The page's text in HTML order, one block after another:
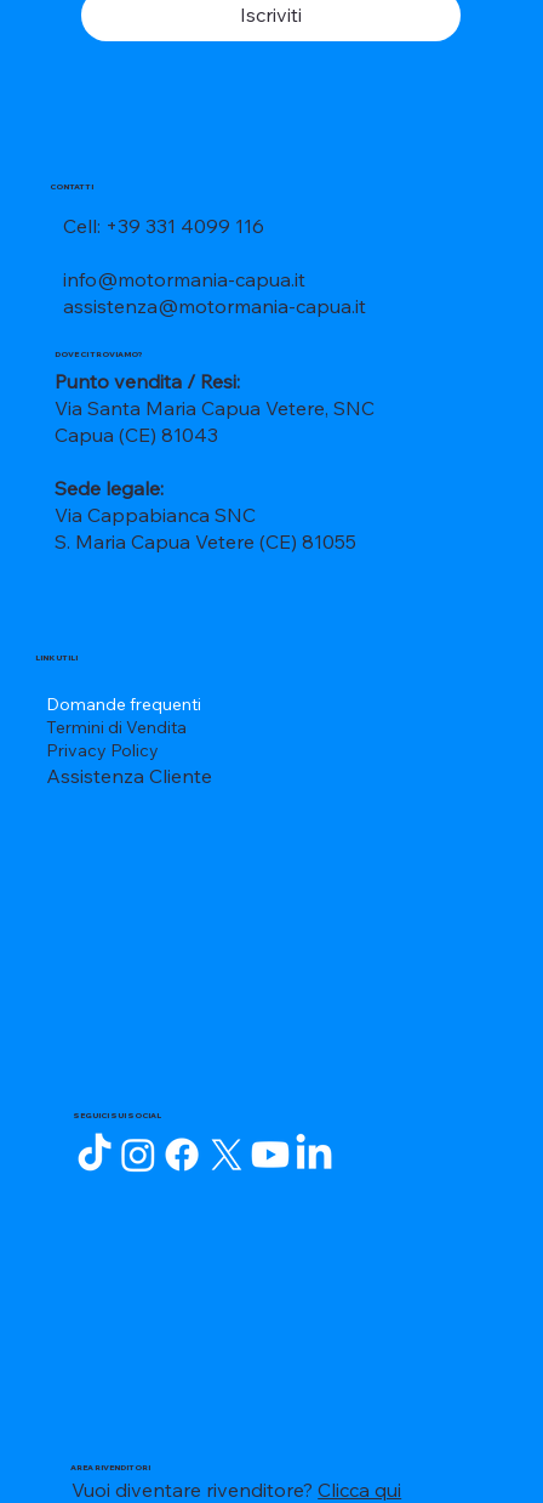
CONTATTI
Cell: +39 331 4099 116
info@motormania-capua.it
assistenza@motormania-capua.it
DOVE CI TROVIAMO?
Punto vendita / Resi:
Via Santa Maria Capua Vetere, SNC
Capua (CE) 81043
Sede legale:
Via Cappabianca SNC
S. Maria Capua Vetere (CE) 81055
LINK UTILI
Domande frequenti
Termini di Vendita
Privacy Policy
Assistenza Cliente
SEGUICI SUI SOCIAL
Iscriviti
AREA RIVENDITORI
Vuoi diventare rivenditore?Clicca qui